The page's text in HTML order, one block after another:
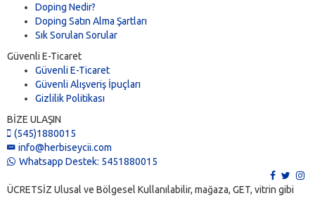
Doping Nedir?
Doping Satın Alma Şartları
Sık Sorulan Sorular
Güvenli E-Ticaret
Güvenli E-Ticaret
Güvenli Alışveriş İpuçları
Gizlilik Politikası
BİZE ULAŞIN
(545)1880015
info@herbiseycii.com
Whatsapp Destek: 5451880015
ÜCRETSİZ Ulusal ve Bölgesel Kullanılabilir, mağaza, GET, vitrin gibi